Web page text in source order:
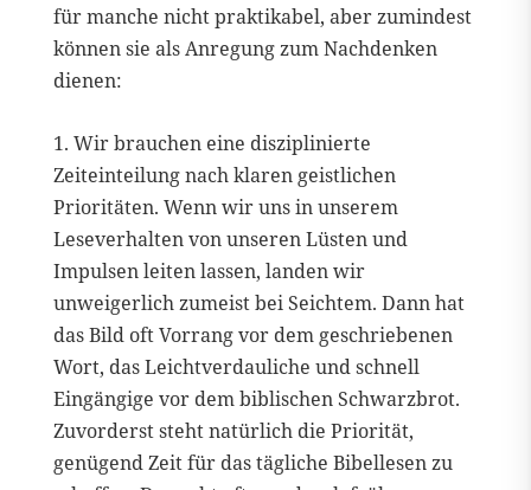
für manche nicht praktikabel, aber zumindest
können sie als Anregung zum Nachdenken
dienen:
1. Wir brauchen eine disziplinierte
Zeiteinteilung nach klaren geistlichen
Prioritäten. Wenn wir uns in unserem
Leseverhalten von unseren Lüsten und
Impulsen leiten lassen, landen wir
unweigerlich zumeist bei Seichtem. Dann hat
das Bild oft Vorrang vor dem geschriebenen
Wort, das Leichtverdauliche und schnell
Eingängige vor dem biblischen Schwarzbrot.
Zuvorderst steht natürlich die Priorität,
genügend Zeit für das tägliche Bibellesen zu